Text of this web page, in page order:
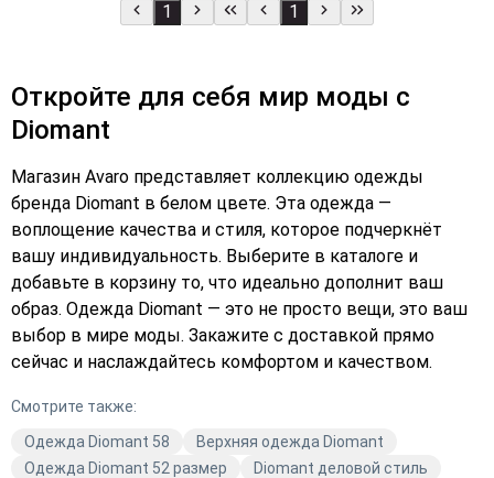
1 1
Откройте для себя мир моды с
Diomant
Магазин Avaro представляет коллекцию одежды
бренда Diomant в белом цвете. Эта одежда —
воплощение качества и стиля, которое подчеркнёт
вашу индивидуальность. Выберите в каталоге и
добавьте в корзину то, что идеально дополнит ваш
образ. Одежда Diomant — это не просто вещи, это ваш
выбор в мире моды. Закажите с доставкой прямо
сейчас и наслаждайтесь комфортом и качеством.
Смотрите также:
Одежда Diomant 58
Верхняя одежда Diomant
Одежда Diomant 52 размер
Diomant деловой стиль